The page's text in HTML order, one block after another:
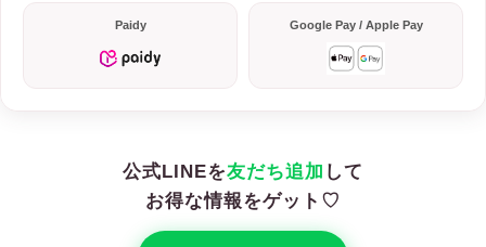
Paidy Google Pay / Apple Pay
公式LINEを友だち追加 して
お得な情報をゲット♡